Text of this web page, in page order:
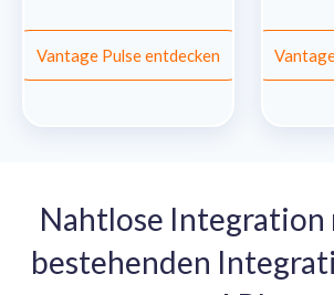
Vantage Pulse entdecken
Nahtlose Integration
bestehenden